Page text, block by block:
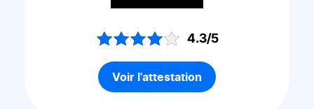
4.3/5
Voir l'attestation